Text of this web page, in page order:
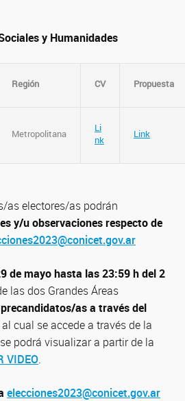
y Humanidades
Región CV Propuesta
Metropolitana
Li
nk
Link
as electores/as podrán
y/u observaciones respecto de
de mayo hasta las 23:59 h del 2
las dos Grandes Áreas
as a través del
al cual se accede a través de la
podrá visualizar a partir de la
VIDEO.
elecciones2023@conicet.gov.ar